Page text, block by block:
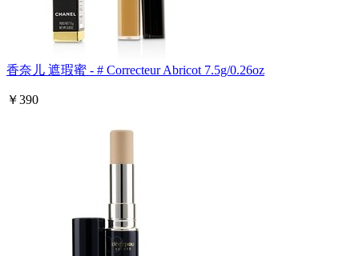
香奈儿 遮瑕蜜 - # Correcteur Abricot 7.5g/0.26oz
￥390